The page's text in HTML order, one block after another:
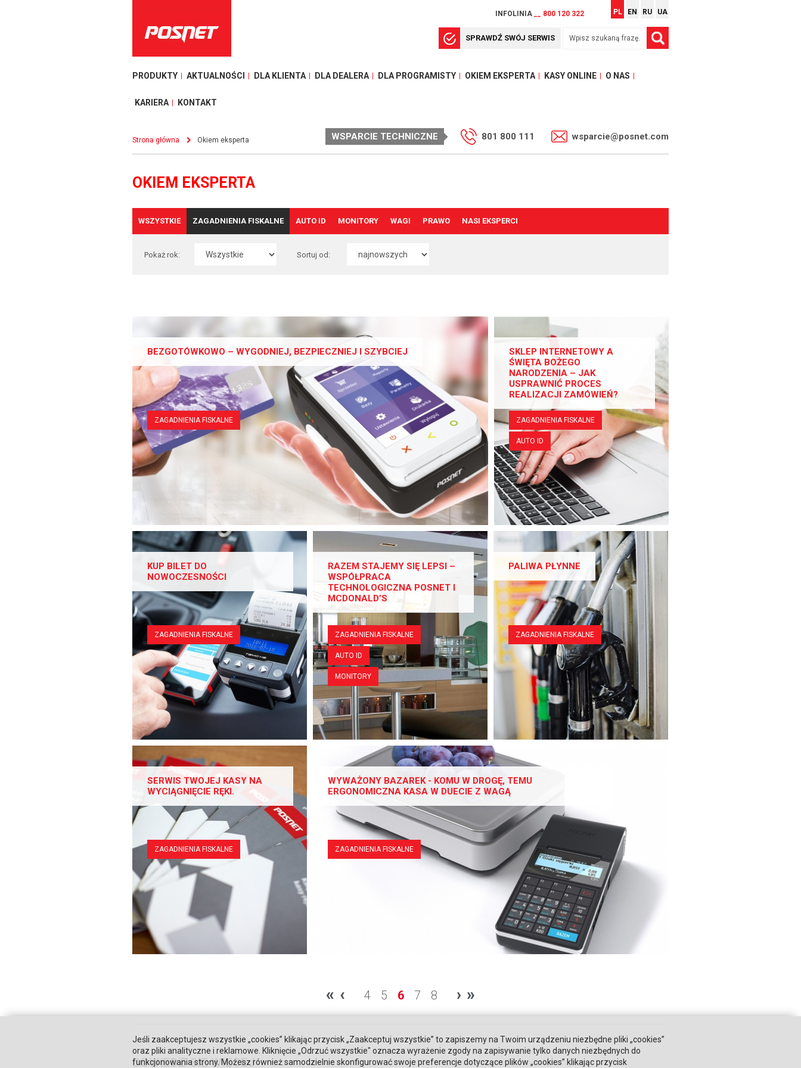
INFOLINIA __ 800 120 322 PL EN RU UA
SPRAWDŹ SWÓJ SERWIS
PRODUKTY AKTUALNOŚCI DLA KLIENTA DLA DEALERA DLA PROGRAMISTY OKIEM EKSPERTA KASY ONLINE O NAS
KARIERA KONTAKT
Strona główna Okiem eksperta WSPARCIE TECHNICZNE 801 800 111 wsparcie@posnet.com
OKIEM EKSPERTA
WSZYSTKIE ZAGADNIENIA FISKALNE AUTO ID MONITORY WAGI PRAWO NASI EKSPERCI
Pokaż rok: Sortuj od:
BEZGOTÓWKOWO – WYGODNIEJ, BEZPIECZNIEJ I SZYBCIEJ
ZAGADNIENIA FISKALNE
SKLEP INTERNETOWY A
ŚWIĘTA BOŻEGO
NARODZENIA – JAK
USPRAWNIĆ PROCES
REALIZACJI ZAMÓWIEŃ?
ZAGADNIENIA FISKALNE
AUTO ID
KUP BILET DO
NOWOCZESNOŚCI
ZAGADNIENIA FISKALNE
RAZEM STAJEMY SIĘ LEPSI –
WSPÓŁPRACA
TECHNOLOGICZNA POSNET I
MCDONALD’S
ZAGADNIENIA FISKALNE
AUTO ID
MONITORY
PALIWA PŁYNNE
ZAGADNIENIA FISKALNE
SERWIS TWOJEJ KASY NA
WYCIĄGNIĘCIE RĘKI.
ZAGADNIENIA FISKALNE
WYWAŻONY BAZAREK - KOMU W DROGĘ, TEMU
ERGONOMICZNA KASA W DUECIE Z WAGĄ
ZAGADNIENIA FISKALNE
« ‹ 4 5 6 7 8 › »
DOWIEDZ SIĘ WIĘCEJ
Jeśli zaakceptujesz wszystkie „cookies” klikając przycisk „Zaakceptuj wszystkie” to zapiszemy na Twoim urządzeniu niezbędne pliki „cookies”
oraz pliki analityczne i reklamowe. Kliknięcie „Odrzuć wszystkie" oznacza wyrażenie zgody na zapisywanie tylko danych niezbędnych do
funkcjonowania strony. Możesz również samodzielnie skonfigurować swoje preferencje dotyczące plików „cookies” klikając przycisk